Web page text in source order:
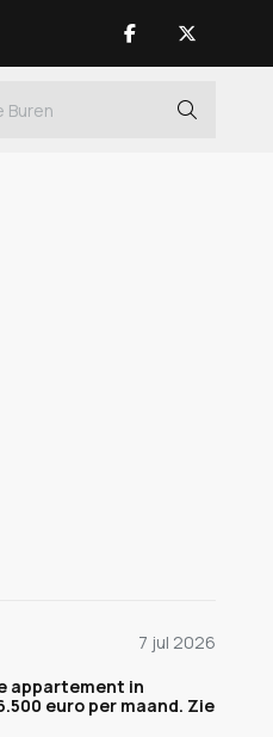
7 jul 2026
appartement in
euro per maand. Zie